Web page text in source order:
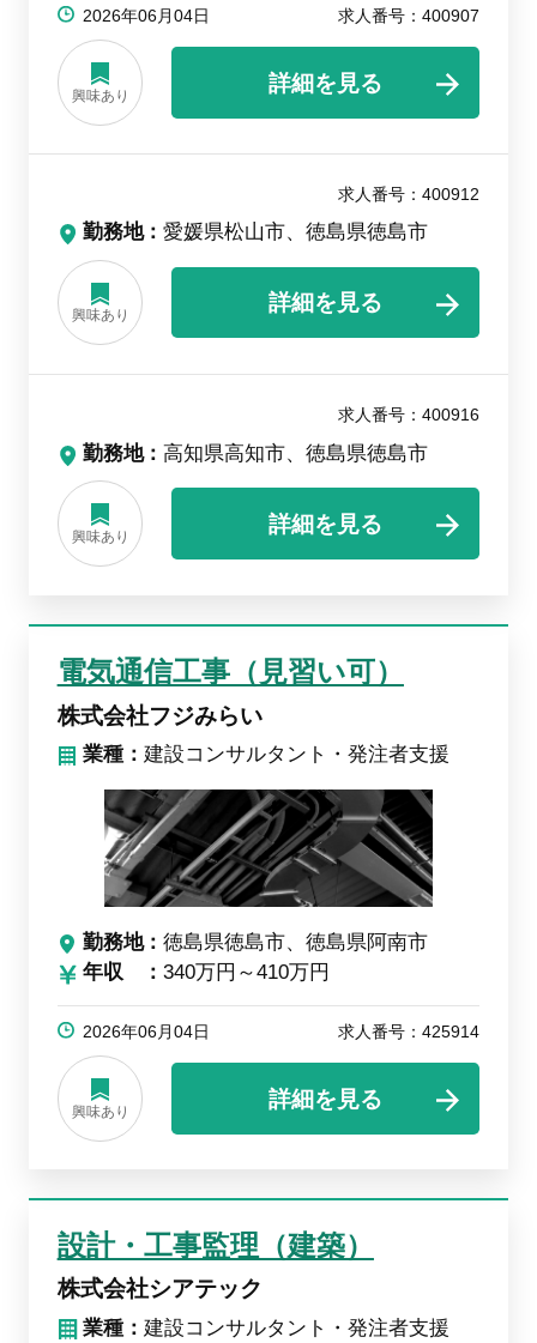
2026年06月04日 求人番号：400907
興味あり
詳細を見る
求人番号：400912
勤務地 愛媛県松山市、徳島県徳島市
興味あり
詳細を見る
求人番号：400916
勤務地 高知県高知市、徳島県徳島市
興味あり
詳細を見る
電気通信工事（見習い可）
株式会社フジみらい
業種：建設コンサルタント・発注者支援
勤務地
徳島県徳島市、徳島県阿南市
年収
340万円～410万円
2026年06月04日 求人番号：425914
興味あり
詳細を見る
設計・工事監理（建築）
株式会社シアテック
業種：建設コンサルタント・発注者支援